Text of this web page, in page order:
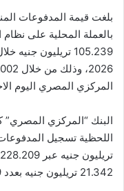
بلغت قيمة المدفوعات
105.239 تريليون
المركزي المصري اليوم
البنك “المركزي
21.342 تريليون جنيه بعدد 250.439 ألف عملية.